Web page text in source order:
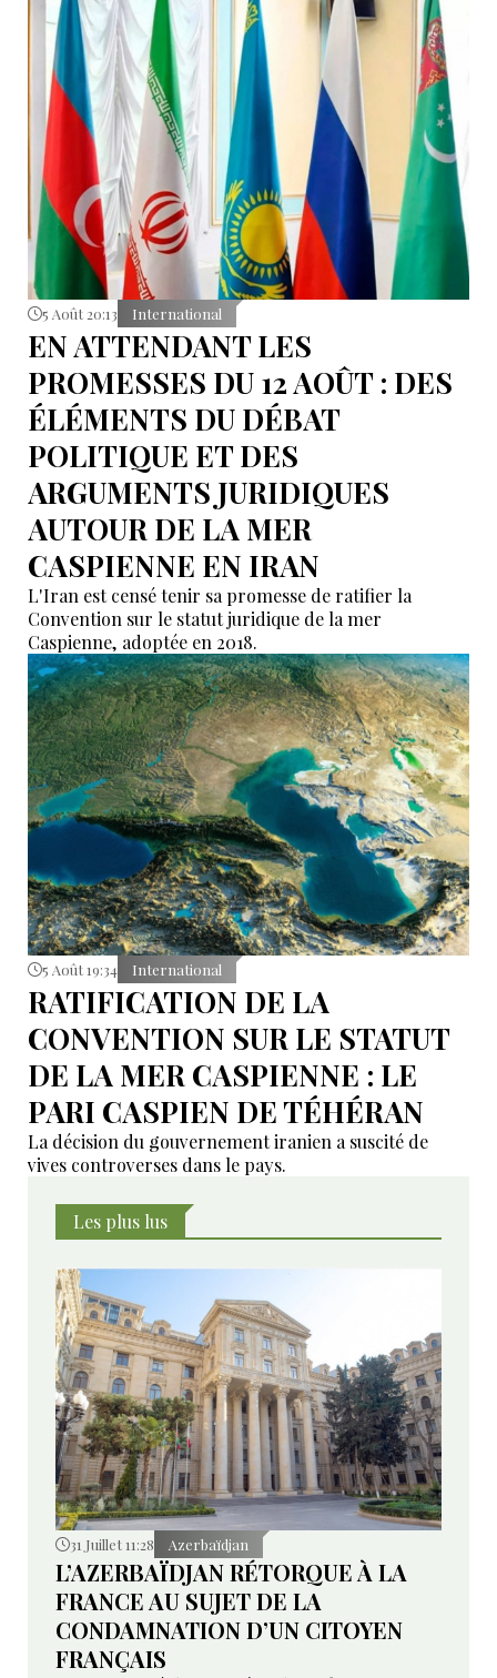
5 Août 20:13 International
EN ATTENDANT LES
PROMESSES DU 12 AOÛT : DES
ÉLÉMENTS DU DÉBAT
POLITIQUE ET DES
ARGUMENTS JURIDIQUES
AUTOUR DE LA MER
CASPIENNE EN IRAN
L'Iran est censé tenir sa promesse de ratifier la
Convention sur le statut juridique de la mer
Caspienne, adoptée en 2018.
5 Août 19:34 International
RATIFICATION DE LA
CONVENTION SUR LE STATUT
DE LA MER CASPIENNE : LE
PARI CASPIEN DE TÉHÉRAN
La décision du gouvernement iranien a suscité de
vives controverses dans le pays.
Les plus lus
31 Juillet 11:28 Azerbaïdjan
L’AZERBAÏDJAN RÉTORQUE À LA
FRANCE AU SUJET DE LA
CONDAMNATION D’UN CITOYEN
FRANÇAIS